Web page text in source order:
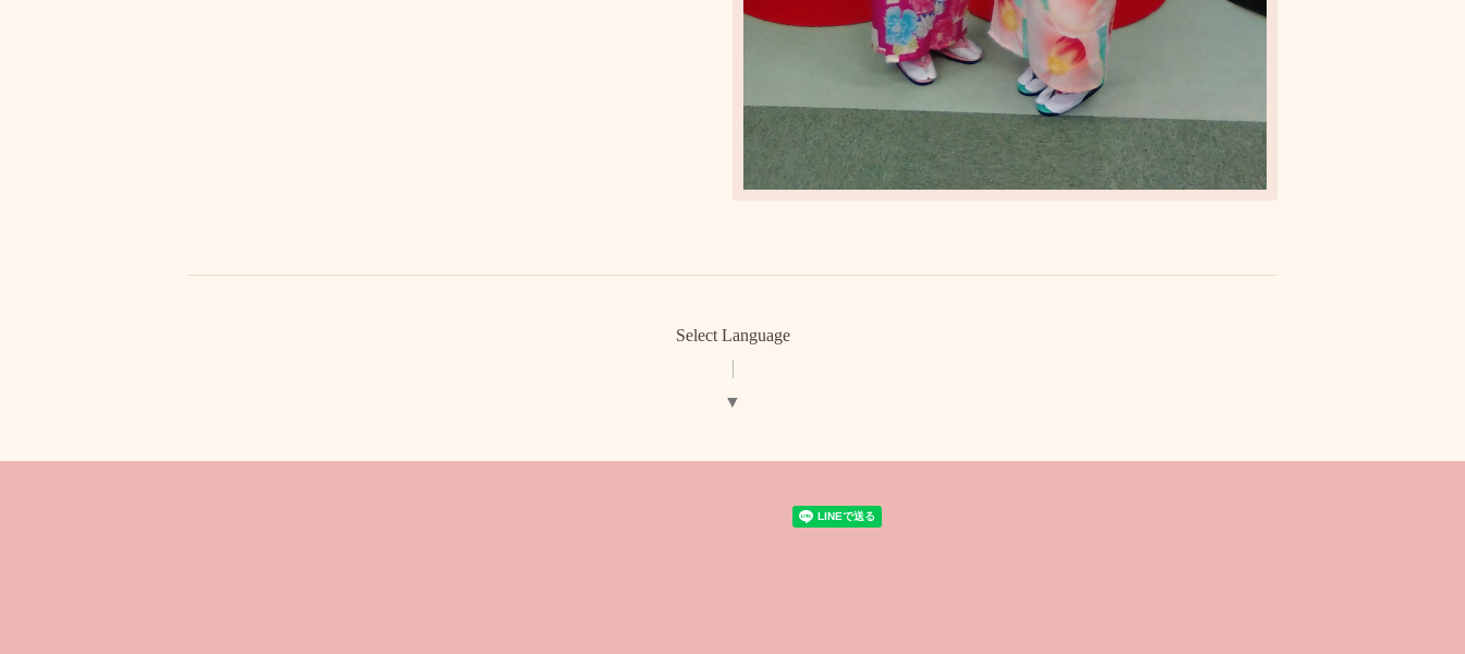
Select Language
▼